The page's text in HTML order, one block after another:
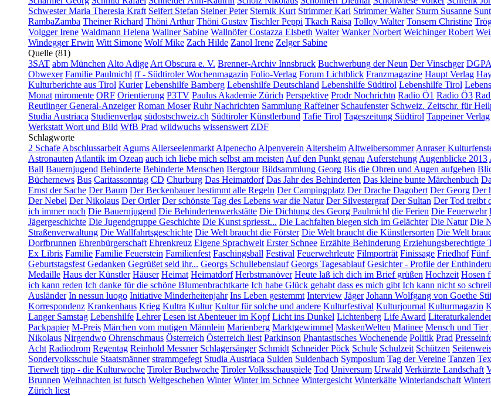
Schwester Maria Theresia Kraft Seifert Stefan Steiner Peter Sternik Kurt Strimmer Karl Strimmer Walter Sturm Susanne
RambaZamba Theiner Richard Thöni Arthur Thöni Gustav Tischler Peppi Tkach Raisa Tolloy Walter Tonsern Christine
Volgger Irene Waldmann Helena Wallner Sabine Wallnöfer Costazza Elsbeth Walter Wanker Norbert Weichinger Robert
Windegger Erwin Witt Simone Wolf Mike Zach Hilde Zanol Irene Zelger Sabine
Quelle (81)
3SAT abm München Alto Adige Art Obscura e. V. Brenner-Archiv Innsbruck Buchwerbung der Neun Der Vinschger DGPA
Obwexer Familie Paulmichl ff - Südtiroler Wochenmagazin Folio-Verlag Forum Lichtblick Franzmagazine Haupt Verlag
Kulturberichte aus Tirol Kurier Lebenshilfe Bamberg Lebenshilfe Deutschland Lebenshilfe Südtirol Lebenshilfe Tirol
Monat miromente ORF Orientierung P3TV Paulus Akademie Zürich Perspektive Prodr Nochrichtn Radio Ö1 Radio Ö3
Reutlinger General-Anzeiger Roman Moser Ruhr Nachrichten Sammlung Raffeiner Schaufenster Schweiz. Zeitschr. für
Studia Austriaca Studienverlag südostschweiz.ch Südtiroler Künstlerbund Tafie Tirol Tageszeitung Südtirol Tappeiner Verlag
Werkstatt Wort und Bild WfB Prad wildwuchs wissenswert ZDF
Schlagworte
2 Schafe Abschlussarbeit Agums Allerseelenmarkt Alpenecho Alpenverein Altersheim Altweibersommer Anraser
Astronauten Atlantik im Ozean auch ich liebe mich selbst am meisten Auf den Punkt genau Auferstehung Augenblicke 2013
Ball Bauernjugend Behinderte Behinderte Menschen Bergtour Bildsammlung Georg Bis die Ohren und Augen aufgehen
Büchernews Bus Caritassonntag CD Churburg Das Heimatdorf Das Jahr des Behinderten Das kleine bunte Märchenbuch
Ernst der Sache Der Baum Der Beckenbauer bestimmt alle Regeln Der Campingplatz Der Drache Dagobert Der Georg Der
Der Nebel Der Nikolaus Der Ortler Der schönste Tag des Lebens war die Natur Der Silvestergraf Der Sultan Der Tod treibt
ich immer noch Die Bauernjugend Die Behindertenwerkstätte Die Dichtung des Georg Paulmichl die Ferien Die Feuerwehr
Jägergeschichte Die Jugendgruppe Geschichte Die Kunst spriesst... Die Lachfalten biegen sich im Gelächter Die Natur Die
Straßenverwaltung Die Wallfahrtsgeschichte Die Welt braucht die Förster Die Welt braucht die Künstlersorten Die Welt
Dorfbrunnen Ehrenbürgerschaft Ehrenkreuz Eigene Sprachwelt Erster Schnee Erzählte Behinderung Erziehungsberechtigte
Ex Libris Familie Familie Feuerstein Familienfest Faschingsball Festival Feuerwehrleute Filmporträt Finissage Friedhof Fünf
Geburtstagsfest Gedanken Gegrüßet seid ihr... Georgs Schullebenslauf Georgs Tagesablauf Gesichter - Profile der
Medaille Haus der Künstler Häuser Heimat Heimatdorf Herbstmanöver Heute laß ich dich im Brief grüßen Hochzeit Hosen
ich kann reden Ich danke für die schöne Blumenbrachtkarte Ich habe Glück gehabt dass es mich gibt Ich kann nicht so
Ausländer In nessun luogo Initiative Minderheitenjahr Ins Leben gestemmt Interview Jäger Johann Wolfgang von Goethe
Korrespondenz Krankenhaus Krieg Kultra Kultur Kultur für solche und andere Kulturfestival Kulturjournal Kulturmagazin
Langer Samstag Lebenshilfe Lehrer Lesen ist Abenteuer im Kopf Licht ins Dunkel Lichtenberg Life Award Literaturkalender
Packpapier M-Preis Märchen vom mutigen Männlein Marienberg Marktgewimmel MaskenWelten Matinee Mensch und Tier
Nikolaus Nirgendwo Ohrenschmaus Österreich Österreich liest Parkinson Phantastisches Wochenende Politik Prad
Acht Radiodrom Regentag Reinhold Messner Schlagersänger Schmidt Schneider Pöck Schule Schulzeit Schützen
Sondervolksschule Staatsmänner strammgefegt Studia Austriaca Sulden Suldenbach Symposium Tag der Vereine Tanzen
Tierwelt tipp - die Kulturwoche Tiroler Buchwoche Tiroler Volksschauspiele Tod Universum Urwald Verkürzte Landschaft
Brunnen Weihnachten ist futsch Weltgeschehen Winter Winter im Schnee Wintergesicht Winterkälte Winterlandschaft
Zürich liest